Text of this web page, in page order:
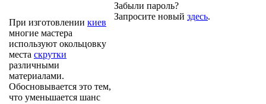
При изготовлении киев
многие мастера
используют окольцовку
места скрутки
различными
материалами.
Обосновывается это тем,
что уменьшается шанс
Забыли пароль?
Запросите новый здесь.